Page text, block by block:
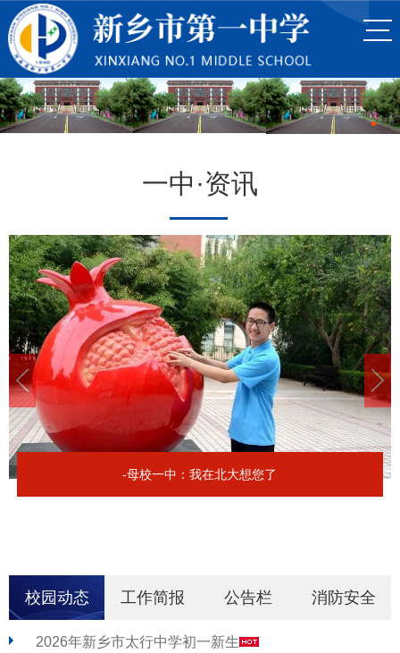
一中·资讯
-母校一中：我在北大想您了
校园动态 工作简报 公告栏 消防安全
2026年新乡市太行中学初一新生